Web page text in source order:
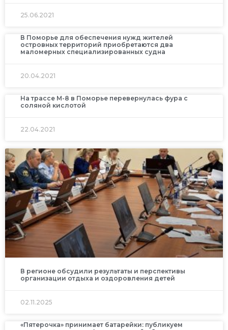
25.06.2021
В Поморье для обеспечения нужд жителей
островных территорий приобретаются два
маломерных специализированных судна
20.04.2021
На трассе М-8 в Поморье перевернулась фура с
соляной кислотой
22.04.2021
В регионе обсудили результаты и перспективы
организации отдыха и оздоровления детей
02.11.2025
«Пятерочка» принимает батарейки: публикуем